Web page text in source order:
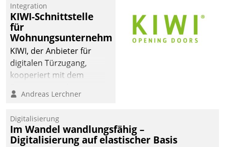
Datatrain. Die meravis
Wohnungsbau- und
Immobilien GmbH hat
sich dabei für den Betrieb
der Lösung über die SAP
Cloud Platform
Unternehmen am
Integration
KIWI-Schnittstelle
für
Wohnungsunternehmen
KIWI, der Anbieter für
digitalen Türzugang,
kooperiert mit dem
Softwareentwicklungshaus
Andreas Lerchner
Digitalisierung
Im Wandel wandlungsfähig –
Digitalisierung auf elastischer Basis